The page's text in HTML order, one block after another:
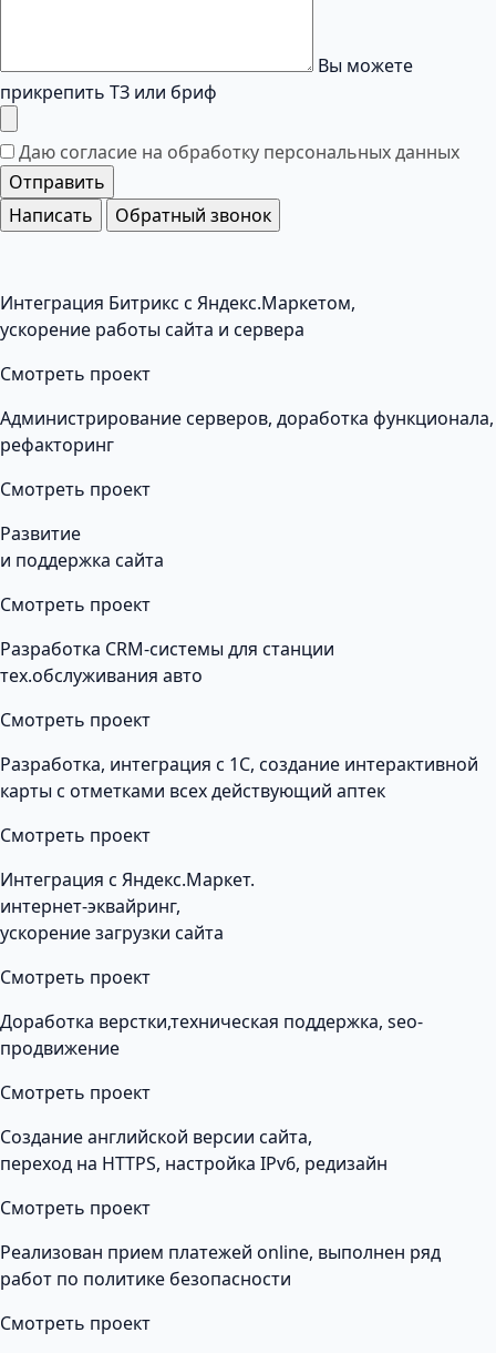
Вы можете
прикрепить ТЗ или бриф
Даю согласие на обработку персональных данных
Отправить
Написать
Обратный звонок
Интеграция Битрикс с Яндекс.Маркетом,
ускорение работы сайта и сервера
Смотреть проект
Администрирование серверов, доработка функционала,
рефакторинг
Смотреть проект
Развитие
и поддержка сайта
Смотреть проект
Разработка CRM-системы для станции
тех.обслуживания авто
Смотреть проект
Разработка, интеграция с 1С, создание интерактивной
карты с отметками всех действующий аптек
Смотреть проект
Интеграция с Яндекс.Маркет.
интернет-эквайринг,
ускорение загрузки сайта
Смотреть проект
Доработка верстки,техническая поддержка, seo-
продвижение
Смотреть проект
Создание английской версии сайта,
переход на HTTPS, настройка IPv6, редизайн
Смотреть проект
Реализован прием платежей online, выполнен ряд
работ по политике безопасности
Смотреть проект